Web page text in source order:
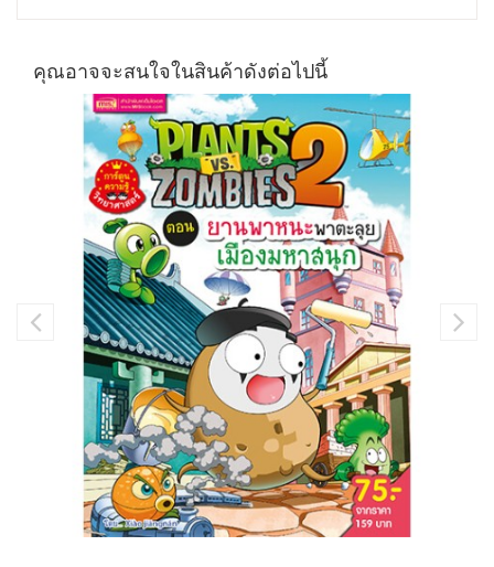
คุณอาจจะสนใจในสินค้าดังต่อไปนี้